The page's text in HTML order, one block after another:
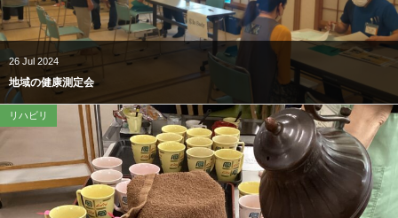
26 Jul 2024
地域の健康測定会
リハビリ